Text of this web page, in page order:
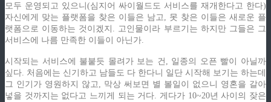
모두 운영되고 있으니(심지어 싸이월드도 서비스를 재개한다고 한다)
자신에게 맞는 플랫폼을 찾은 이들은 남고, 못 찾은 이들은 새로운 플
랫폼으로 이동하는 것이겠지. 고인물이라 부르기는 하지만 그들은 그
서비스에 나름 만족한 이들이 아닌가.
시작되는 서비스에 불붙듯 몰려가 보는 건, 일종의 오픈 빨이 아닐까
싶다. 처음에는 신기하고 남들도 다 한다니 일단 시작해 보기는 하는데
그 인기가 영원하지 않고, 막상 써보면 별 볼일이 없으니 영혼을 갈아
넣을 것까지는 없다고 느끼게 되는 거다. 게다가 10~20년 사이의 잦은